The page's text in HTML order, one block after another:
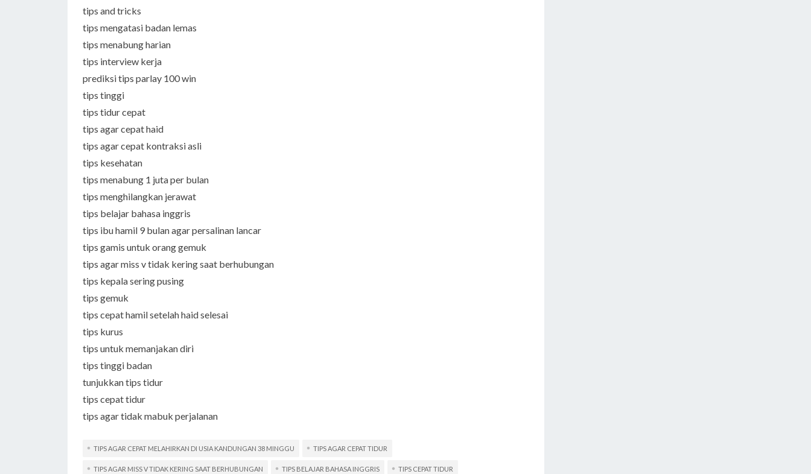
tips and tricks
tips mengatasi badan lemas
tips menabung harian
tips interview kerja
prediksi tips parlay 100 win
tips tinggi
tips tidur cepat
tips agar cepat haid
tips agar cepat kontraksi asli
tips kesehatan
tips menabung 1 juta per bulan
tips menghilangkan jerawat
tips belajar bahasa inggris
tips ibu hamil 9 bulan agar persalinan lancar
tips gamis untuk orang gemuk
tips agar miss v tidak kering saat berhubungan
tips kepala sering pusing
tips gemuk
tips cepat hamil setelah haid selesai
tips kurus
tips untuk memanjakan diri
tips tinggi badan
tunjukkan tips tidur
tips cepat tidur
tips agar tidak mabuk perjalanan
TIPS AGAR CEPAT MELAHIRKAN DI USIA KANDUNGAN 38 MINGGU TIPS AGAR CEPAT TIDUR
TIPS AGAR MISS V TIDAK KERING SAAT BERHUBUNGAN TIPS BELAJAR BAHASA INGGRIS TIPS CEPAT TIDUR